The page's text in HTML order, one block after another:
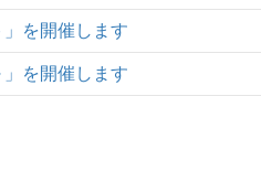
を開催します
を開催します